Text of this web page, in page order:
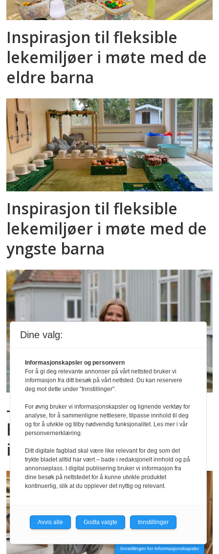
Inspirasjon til fleksible
lekemiljøer i møte med de
eldre barna
Inspirasjon til fleksible
lekemiljøer i møte med de
yngste barna
– Jeg så hvor fri han ble da
han skjønte at jeg var med
i leken på hans premisser
Innstillinger for informasjonskapsler
Dine valg:
Informasjonskapsler og personvern
For å gi deg relevante annonser på vårt nettsted bruker vi
informasjon fra ditt besøk på vårt nettsted. Du kan reservere
deg mot dette under "Innstillinger".
For øvrig bruker vi informasjonskapsler og lignende verktøy for
analyse, for å sammenligne nettlesere, tilpasse innhold til deg
og for å utvikle og tilby nødvendig funksjonalitet. Les mer i vår
personvernerklæring.
Ditt digitale fagblad skal være like relevant for deg som det
trykte bladet alltid har vært – bade i redaksjonelt innhold og på
annonseplass. I digital publisering bruker vi informasjon fra
dine besøk på nettstedet for å kunne utvikle produktet
kontinuerlig, slik at du opplever det nyttig og relevant.
Avvis alle Godta valgte Innstillinger